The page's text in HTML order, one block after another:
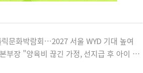
릭문화박람회…2027 서울 WYD 기대 높여
"양육비 끊긴 가정, 선지급 후 아이 치료도 재개"